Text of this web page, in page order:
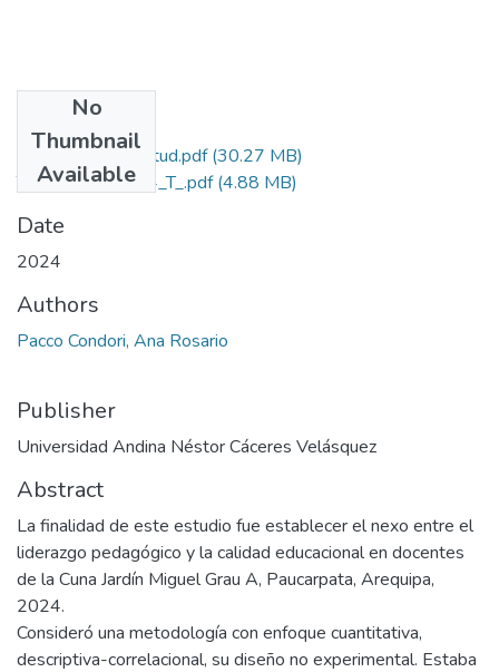
No
Thumbnail
Available
Grado de Similitud.pdf(30.27 MB)
T036_41413744_T_.pdf(4.88 MB)
Date
2024
Authors
Pacco Condori, Ana Rosario
Publisher
Universidad Andina Néstor Cáceres Velásquez
Abstract
La finalidad de este estudio fue establecer el nexo entre el
liderazgo pedagógico y la calidad educacional en docentes
de la Cuna Jardín Miguel Grau A, Paucarpata, Arequipa,
2024.
Consideró una metodología con enfoque cuantitativa,
descriptiva-correlacional, su diseño no experimental. Estaba